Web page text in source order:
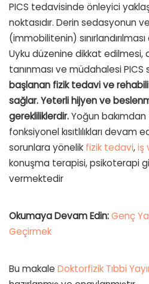
PICS tedavisinde önleyici
noktasıdır. Derin sedasyonun
(immobilitenin)
Uyku düzenine dikkat edilmesi,
tanınması ve müdahalesi PICS
başlanan fizik tedavi ve
sağlar. Yeterli hijyen ve
gerekliliklerdir.Yoğun
fonksiyonel kısıtlılıkları devam
sorunlara yönelik fizik tedavi,iş
konuşma terapisi, psikoterapi
vermektedir
Okumaya Devam Edin:Genç
Geçirmek
Bu makale Doktorfizik Tıbbi